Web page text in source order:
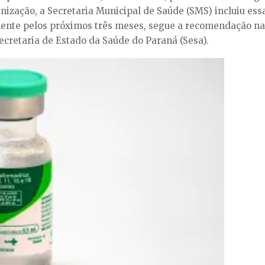
a Secretaria Municipal de Saúde (SMS) incluiu
pelos próximos três meses, segue a recomendação
de Estado da Saúde do Paraná (Sesa).